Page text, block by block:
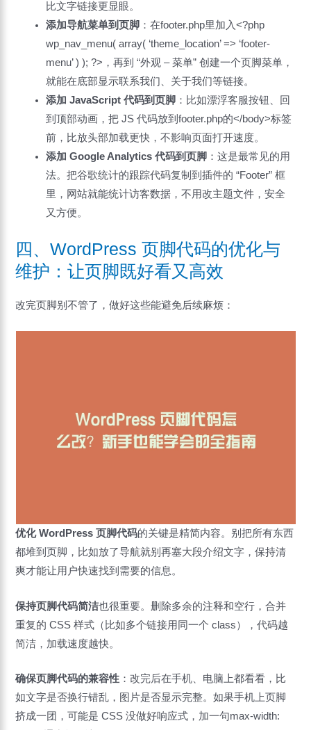
比文字链接更显眼。
添加导航菜单到页脚 ：在footer.php里加入<?php
wp_nav_menu( array( ‘theme_location’ => ‘footer-
menu’ ) ); ?>，再到 “外观 – 菜单” 创建一个页脚菜单，
就能在底部显示联系我们、关于我们等链接。
添加 JavaScript 代码到页脚 ：比如漂浮客服按钮、回
到顶部动画，把 JS 代码放到footer.php的</body>标签
前，比放头部加载更快，不影响页面打开速度。
添加 Google Analytics 代码到页脚 ：这是最常见的用
法。把谷歌统计的跟踪代码复制到插件的 “Footer” 框
里，网站就能统计访客数据，不用改主题文件，安全
又方便。
四、WordPress 页脚代码的优化与
维护：让页脚既好看又高效
改完页脚别不管了，做好这些能避免后续麻烦：
优化 WordPress 页脚代码的关键是精简内容。别把所有东西
都堆到页脚，比如放了导航就别再塞大段介绍文字，保持清
爽才能让用户快速找到需要的信息。
保持页脚代码简洁也很重要。删除多余的注释和空行，合并
重复的 CSS 样式（比如多个链接用同一个 class），代码越
简洁，加载速度越快。
确保页脚代码的兼容性 ：改完后在手机、电脑上都看看，比
如文字是否换行错乱，图片是否显示完整。如果手机上页脚
挤成一团，可能是 CSS 没做好响应式，加一句max-width: